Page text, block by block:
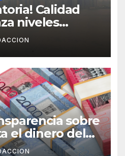
Calidad
niveles
sobre
el dinero del
de Salud